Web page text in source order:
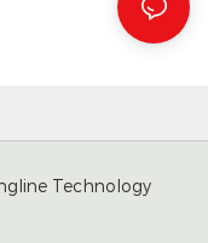
Technology